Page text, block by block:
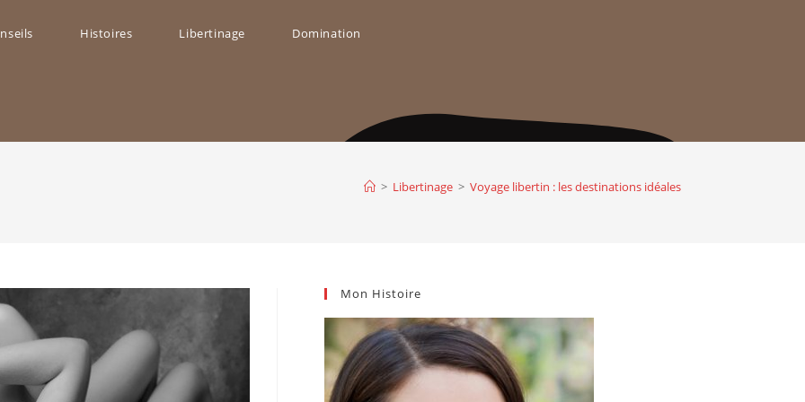
Histoires Libertinage Domination
> Libertinage > Voyage libertin : les destinations idéales
Mon Histoire